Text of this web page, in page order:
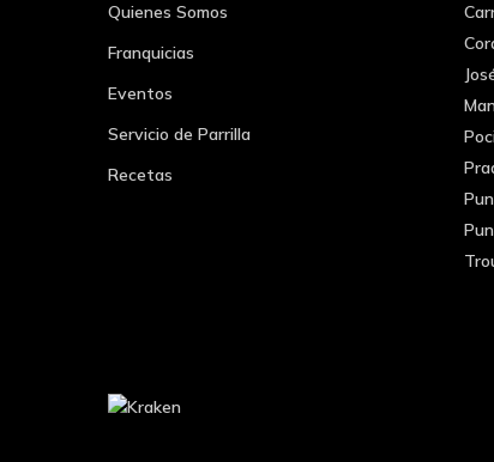
Quienes Somos
Franquicias
Eventos
Servicio de Parrilla
Recetas